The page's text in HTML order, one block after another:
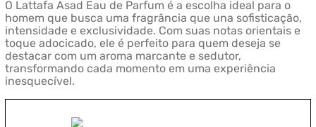
O Lattafa Asad Eau de Parfum é a escolha ideal para o
homem que busca uma fragrância que una sofisticação,
intensidade e exclusividade. Com suas notas orientais e
toque adocicado, ele é perfeito para quem deseja se
destacar com um aroma marcante e sedutor,
transformando cada momento em uma experiência
inesquecível.